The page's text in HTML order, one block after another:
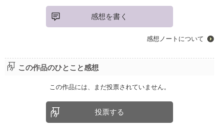
感想を書く
感想ノートについて
この作品のひとこと感想
この作品には、まだ投票されていません。
投票する